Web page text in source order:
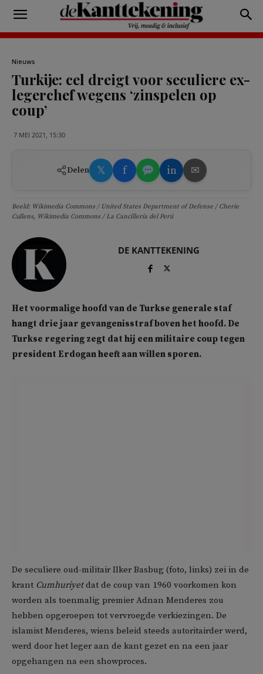
Nieuws
Turkije: cel dreigt voor seculiere ex-
legerchef wegens ‘zinspelen op
coup’
7 MEI 2021, 15:30
Delen 𝕏 f in ✉
Beeld: Wikimedia Commons / United States Department of Defense / Cherie
Cullens, Wikimedia Commons / La Cancillería del Perú
DE KANTTEKENING
Het voormalige hoofd van de Turkse generale staf
hangt drie jaar gevangenisstraf boven het hoofd. De
Turkse regering zegt dat hij een militaire coup tegen
president Erdogan heeft aan willen sporen.
De seculiere oud-militair Ilker Basbug (foto, links) zei in de
krant Cumhuriyetdat de coup van 1960 voorkomen kon
worden als toenmalig premier Adnan Menderes zou
hebben opgeroepen tot vervroegde verkiezingen. De
islamist Menderes, wiens beleid steeds autoritairder werd,
werd door het leger aan de kant gezet en na een jaar
opgehangen na een showproces.